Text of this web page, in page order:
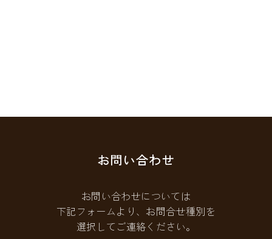
お問い合わせ
お問い合わせについては
下記フォームより、お問合せ種別を
選択してご連絡ください。